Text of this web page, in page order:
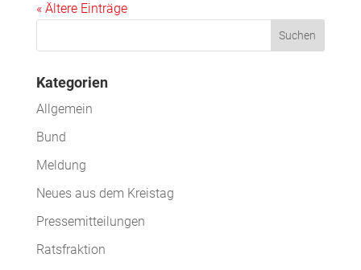
« Ältere Einträge
Kategorien
Allgemein
Bund
Meldung
Neues aus dem Kreistag
Pressemitteilungen
Ratsfraktion